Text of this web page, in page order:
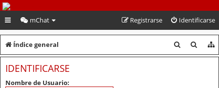
PeruVoley.com
mChat Identificarse
Registrarse
Índice general
u
u
IDENTIFICARSE
Nombre de Usuario: